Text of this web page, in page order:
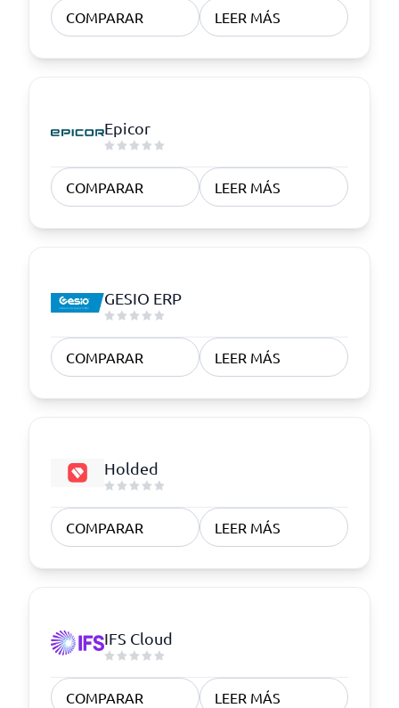
COMPARAR LEER MÁS
Epicor
COMPARAR LEER MÁS
GESIO ERP
COMPARAR LEER MÁS
Holded
COMPARAR LEER MÁS
IFS Cloud
COMPARAR LEER MÁS